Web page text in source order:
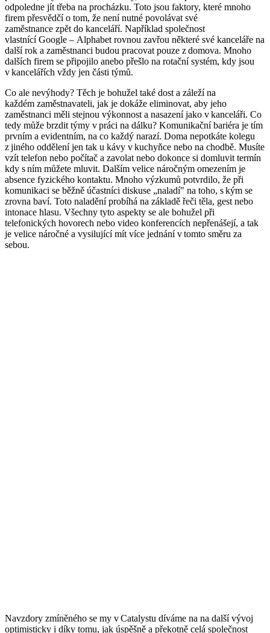
odpoledne jít třeba na procházku. Toto jsou faktory, které mnoho
firem přesvědčí o tom, že není nutné povolávat své
zaměstnance zpět do kanceláří. Například společnost
vlastnící Google – Alphabet rovnou zavřou některé své kanceláře na
další rok a zaměstnanci budou pracovat pouze z domova. Mnoho
dalších firem se připojilo anebo přešlo na rotačnísystém, kdy jsou
v kancelářích vždy jen části týmů.
Co ale nevýhody? Těch je bohužel také dost a záleží na
každém zaměstnavateli, jak je dokáže eliminovat, aby jeho
zaměstnanci měli stejnou výkonnost a nasazení jako v kanceláři. Co
tedy může brzdit týmy v práci na dálku? Komunikační bariéra je tím
prvním a evidentním, na co každý narazí. Doma nepotkáte kolegu
z jiného oddělení jen tak u kávy v kuchyňce nebo na chodbě. Musíte
vzít telefon nebo počítač a zavolat nebo dokonce si domluvit termín
kdy s ním můžete mluvit. Dalším velice náročným omezením je
absence fyzického kontaktu. Mnoho výzkumů potvrdilo, že při
komunikaci se běžně účastníci diskuse „naladí" na toho, s kým se
zrovna baví. Toto naladěníprobíhá na základě řeči těla, gest nebo
intonace hlasu. Všechny tyto aspekty se ale bohužel při
telefonických hovorech nebo video konferencích nepřenášejí, a tak
je velice náročné a vysilující mít více jednání v tomto směru za
sebou.
Navzdory zmíněného se my vCatalystu díváme na na další vývoj
optimisticky i díky tomu, jak úspěšně a překotně celá společnost